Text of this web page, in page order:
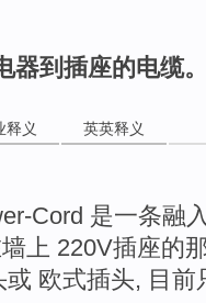
器到插座的电缆
释义 英英释义
Cord 是一条融
上 220V插座的
或 欧式插头, 目